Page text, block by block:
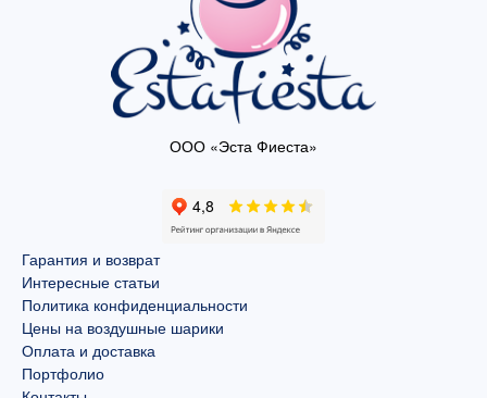
ООО «Эста Фиеста»
Гарантия и возврат
Интересные статьи
Политика конфиденциальности
Цены на воздушные шарики
Оплата и доставка
Портфолио